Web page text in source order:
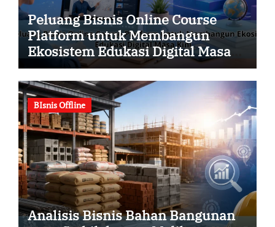
Peluang Bisnis Online Course
Platform untuk Membangun
Ekosistem Edukasi Digital Masa
Kini
BIsnis Offline
Analisis Bisnis Bahan Bangunan